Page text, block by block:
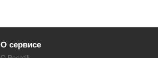
О сервисе